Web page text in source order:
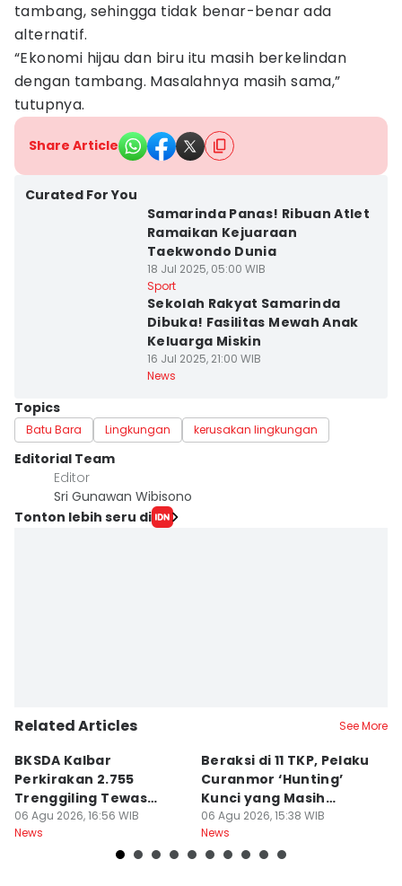
tambang, sehingga tidak benar-benar ada
alternatif.
“Ekonomi hijau dan biru itu masih berkelindan
dengan tambang. Masalahnya masih sama,”
tutupnya.
Share Article
Curated For You
Samarinda Panas! Ribuan Atlet
Ramaikan Kejuaraan
Taekwondo Dunia
18 Jul 2025, 05:00 WIB
Sport
Sekolah Rakyat Samarinda
Dibuka! Fasilitas Mewah Anak
Keluarga Miskin
16 Jul 2025, 21:00 WIB
News
Topics
Batu Bara Lingkungan kerusakan lingkungan
Editorial Team
Editor
Sri Gunawan Wibisono
Tonton lebih seru di
Related Articles See More
BKSDA Kalbar
Perkirakan 2.755
Trenggiling Tewas
untuk Dapat 551 Kg Sisik
06 Agu 2026, 16:56 WIB
News
Beraksi di 11 TKP, Pelaku
Curanmor ‘Hunting’
Kunci yang Masih
Menempel
06 Agu 2026, 15:38 WIB
News